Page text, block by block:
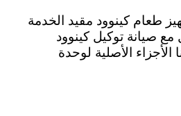
طعام كينوود مقيد الخدمة
مع صيانة توكيل كينوود
الأجزاء الأصلية لوحدة